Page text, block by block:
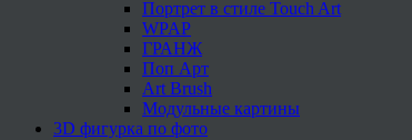
Портрет в стиле Touch Art
WPAP
ГРАНЖ
Поп Арт
Art Brush
Модульные картины
3D фигурка по фото